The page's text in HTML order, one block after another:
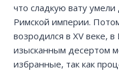
что сладкую вату
Римской империи.
возродился в XV веке,
изысканным десертом
избранные, так как